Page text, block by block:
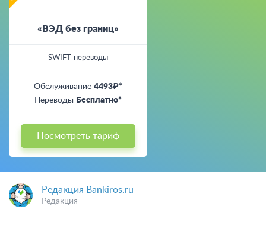
«ВЭД без границ»
SWIFT-переводы
Обслуживание 4493₽*
Переводы Бесплатно*
Посмотреть тариф
Редакция Bankiros.ru
Редакция